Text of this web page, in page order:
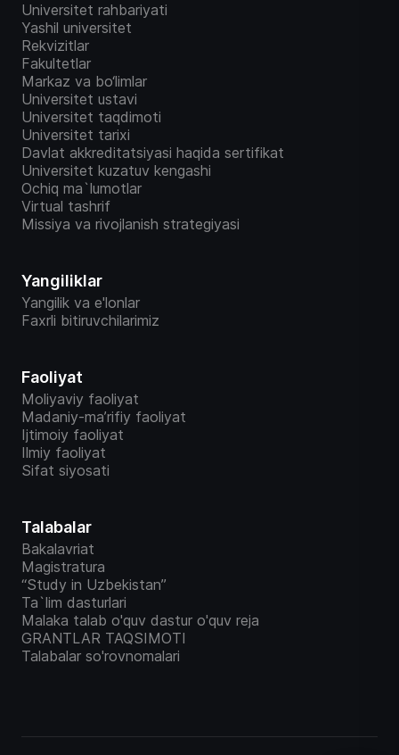
Universitet rahbariyati
Yashil universitet
Rekvizitlar
Fakultetlar
Markaz va bo‘limlar
Universitet ustavi
Universitet taqdimoti
Universitet tarixi
Davlat akkreditatsiyasi haqida sertifikat
Universitet kuzatuv kengashi
Ochiq ma`lumotlar
Virtual tashrif
Missiya va rivojlanish strategiyasi
Yangiliklar
Yangilik va e'lonlar
Faxrli bitiruvchilarimiz
Faoliyat
Moliyaviy faoliyat
Madaniy-ma’rifiy faoliyat
Ijtimoiy faoliyat
Ilmiy faoliyat
Sifat siyosati
Talabalar
Bakalavriat
Magistratura
“Study in Uzbekistan”
Ta`lim dasturlari
Malaka talab o'quv dastur o'quv reja
GRANTLAR TAQSIMOTI
Talabalar so'rovnomalari